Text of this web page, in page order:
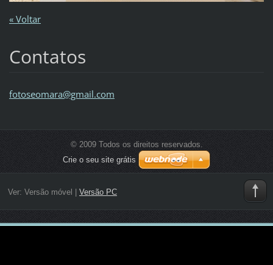
« Voltar
Contatos
fotoseomara@gmail.com
© 2009 Todos os direitos reservados.
Crie o seu site grátis
Ver: Versão móvel | Versão PC